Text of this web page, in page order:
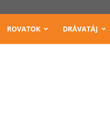
ROVATOK DRÁVATÁJ